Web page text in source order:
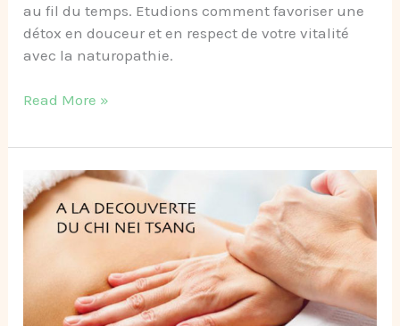
au fil du temps. Etudions comment favoriser une
détox en douceur et en respect de votre vitalité
avec la naturopathie.
Read More »
Chi
Nei
Tsang
massage